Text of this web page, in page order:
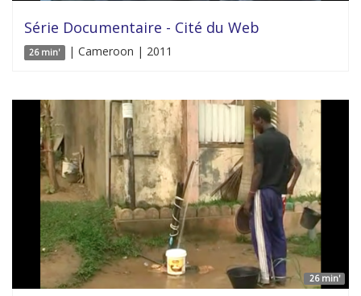
Série Documentaire - Cité du Web
26 min' | Cameroon | 2011
26 min'